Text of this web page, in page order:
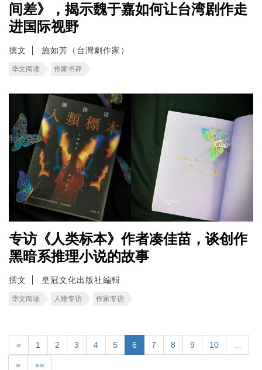
间差》，揭示魏于嘉如何让台湾剧作走
进国际视野
撰文 施如芳（台灣劇作家）
华文阅读 作家书评
专访《人类标本》作者凑佳苗，谈创作
黑暗系推理小说的故事
撰文 皇冠文化出版社編輯
华文阅读 人物专访 作家专访
« 1 2 3 4 5 6 7 8 9 10
» »»